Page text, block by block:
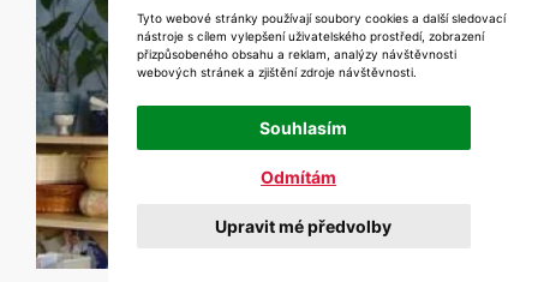
Tyto webové stránky používají soubory cookies a další sledovací
nástroje s cílem vylepšení uživatelského prostředí, zobrazení
přizpůsobeného obsahu a reklam, analýzy návštěvnosti
webových stránek a zjištění zdroje návštěvnosti.
Souhlasím
Odmítám
Upravit mé předvolby